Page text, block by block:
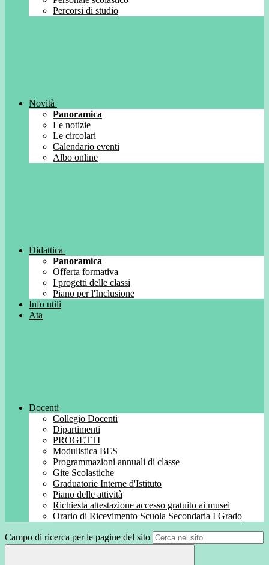
Percorsi di studio
Novità
Panoramica
Le notizie
Le circolari
Calendario eventi
Albo online
Didattica
Panoramica
Offerta formativa
I progetti delle classi
Piano per l'Inclusione
Info utili
Ata
Docenti
Collegio Docenti
Dipartimenti
PROGETTI
Modulistica BES
Programmazioni annuali di classe
Gite Scolastiche
Graduatorie Interne d'Istituto
Piano delle attività
Richiesta attestazione accesso gratuito ai musei
Orario di Ricevimento Scuola Secondaria I Grado
Campo di ricerca per le pagine del sito